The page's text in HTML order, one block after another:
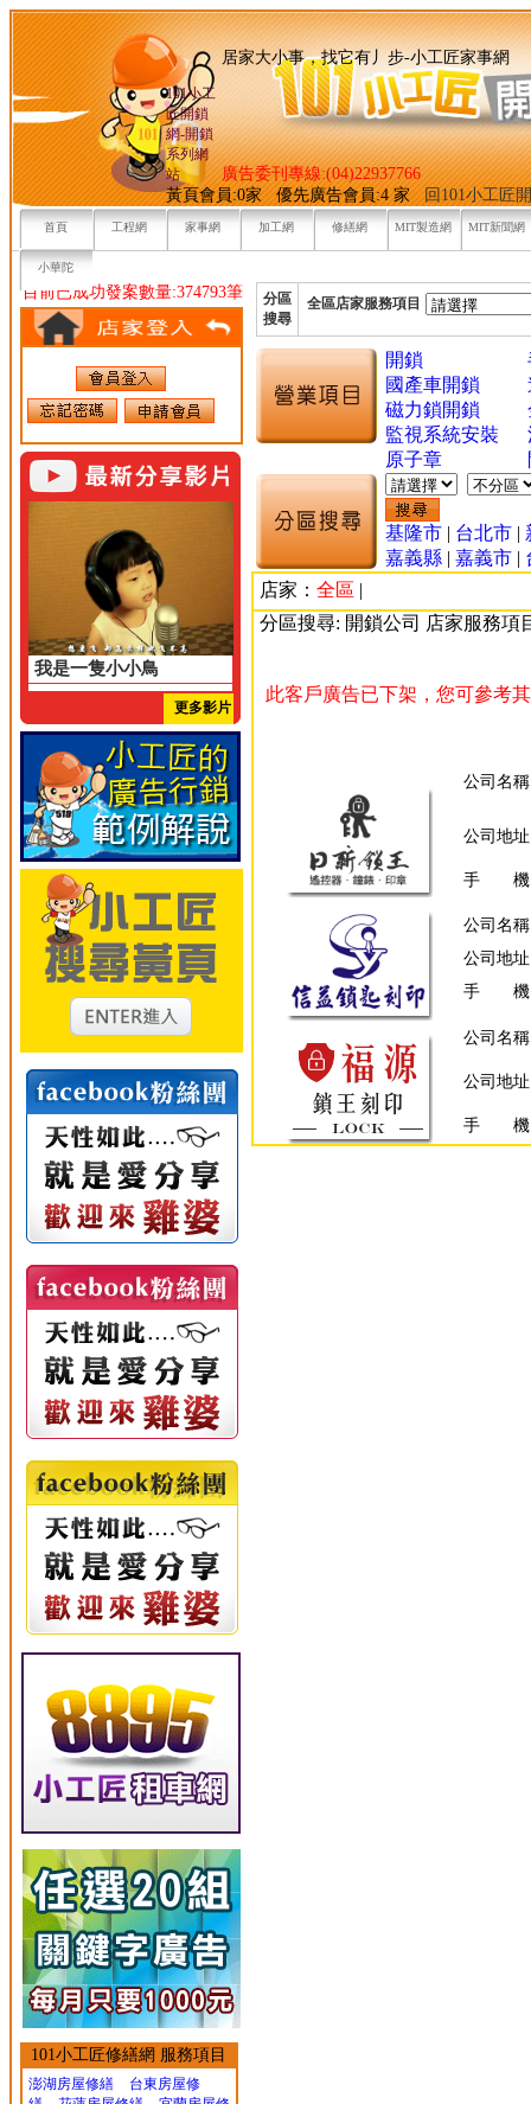
101小工
匠開鎖
網-開鎖
系列網
站
居家大小事，找它有丿步-小
廣告委刊專線:(04)22937766
黃頁會員:0家 優先廣告會員:4 家回101小工匠
首頁 工程網 家事網 加工網 修繕網 MIT製造網 MIT新聞網
小華陀
目前已成功發案數量:374793筆
我是一隻小小鳥
更多影片
101小工匠修繕網 服務項目
澎湖房屋修繕
台東房屋修
分區
搜尋
全區店家服務項目
開鎖
國產車開鎖
磁力鎖開鎖
監視系統安裝
原子章
基隆市 | 台北市 |
嘉義縣 | 嘉義市 |
店家： 全區 |
分區搜尋: 開鎖公司 店家服務項
此客戶廣告已下架，您可參考
公司名
公司地
手 機
公司名
公司地
手 機
公司名
公司地
手 機